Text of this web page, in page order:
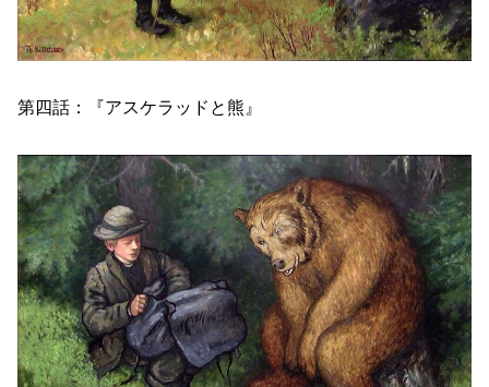
第四話：『アスケラッドと熊』